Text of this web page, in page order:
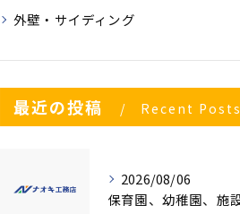
外壁・サイディング
最近の投稿 Recent Posts
2026/08/06